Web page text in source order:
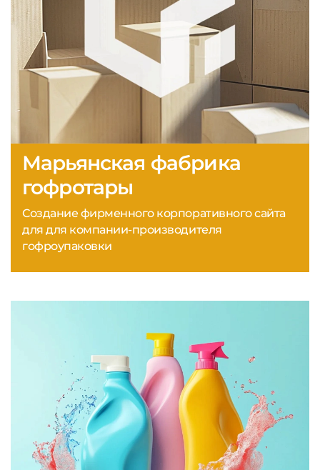
Марьянская фабрика
гофротары
Создание фирменного корпоративного сайта
для для компании-производителя
гофроупаковки